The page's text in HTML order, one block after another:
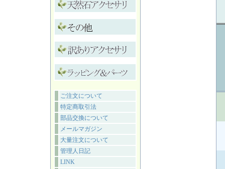
ご注文について
特定商取引法
部品交換について
メールマガジン
大量注文について
管理人日記
LINK